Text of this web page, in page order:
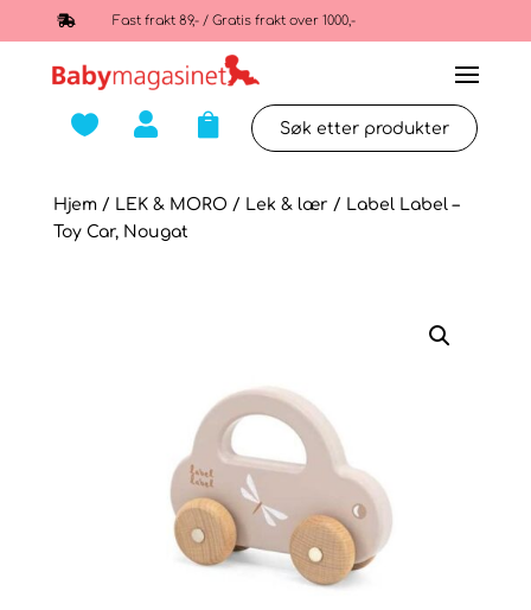
 Fast frakt 89,- / Gratis frakt over 1000,-
  
Hjem/ LEK & MORO / Lek & lær / Label Label –
Toy Car, Nougat